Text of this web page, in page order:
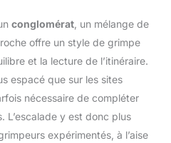
conglomérat , un mélange de
offre un style de grimpe
et la lecture de l’itinéraire.
espacé que sur les sites
nécessaire de compléter
L’escalade y est donc plus
expérimentés, à l’aise